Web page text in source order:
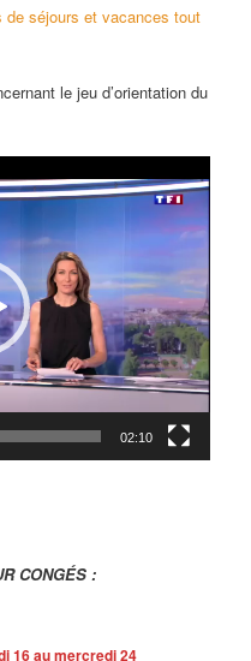
de séjours et vacances tout
le jeu d’orientation du
02:10
CONGÉS :
16 au mercredi 24